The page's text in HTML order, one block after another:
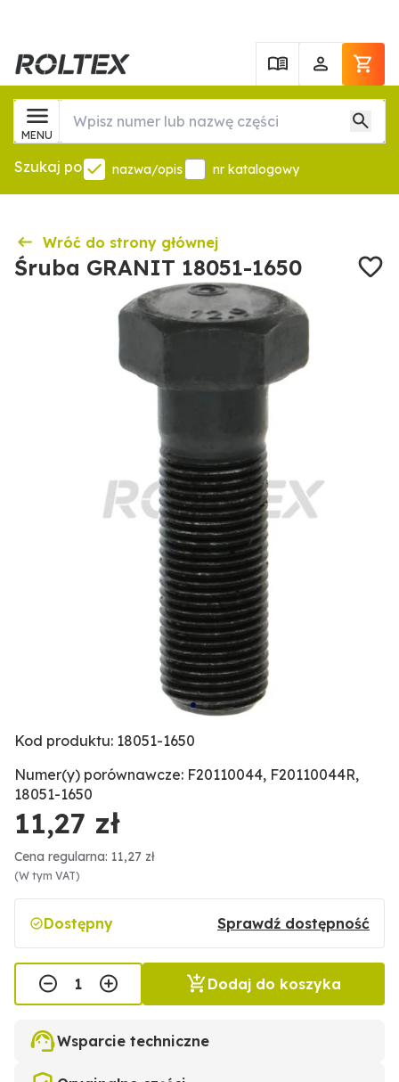
MENU
Szukaj po nazwa/opis nr katalogowy
Wróć do strony głównej
Śruba GRANIT 18051-1650
Kod produktu: 18051-1650
Numer(y) porównawcze: F20110044, F20110044R,
18051-1650
11,27 zł
Cena regularna: 11,27 zł
(W tym VAT)
Dostępny Sprawdź dostępność
Dodaj do koszyka
Wsparcie techniczne